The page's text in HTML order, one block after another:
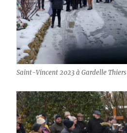
Saint-Vincent 2023 à Gardelle Thiers